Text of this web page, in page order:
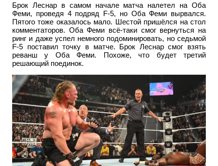
Брок Леснар в самом начале матча налетел на Оба
Феми, проведя 4 подряд F-5, но Оба Феми вырвался.
Пятого тоже оказалось мало. Шестой пришёлся на стол
комментаторов. Оба Феми всё-таки смог вернуться на
ринг и даже успел немного подоминировать, но седьмой
F-5 поставил точку в матче. Брок Леснар смог взять
реванш у Оба Феми. Похоже, что будет третий
решающий поединок.